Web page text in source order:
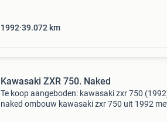
1992 39.072 km
Kawasaki ZXR 750. Naked
Te koop aangeboden: kawasaki zxr 750
naked ombouw kawasaki zxr 750 uit 1992